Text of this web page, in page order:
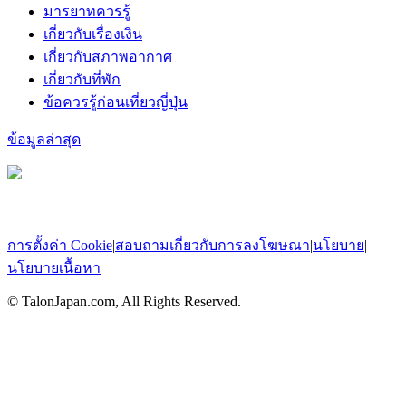
มารยาทควรรู้
เกี่ยวกับเรื่องเงิน
เกี่ยวกับสภาพอากาศ
เกี่ยวกับที่พัก
ข้อควรรู้ก่อนเที่ยวญี่ปุ่น
ข้อมูลล่าสุด
การตั้งค่า Cookie|สอบถามเกี่ยวกับการลงโฆษณา|นโยบาย|
นโยบายเนื้อหา
© TalonJapan.com, All Rights Reserved.